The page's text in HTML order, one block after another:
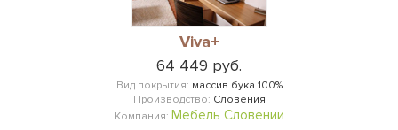
Viva+
64 449 руб.
Вид покрытия: массив бука 100%
Производство: Словения
Компания: Мебель Словении